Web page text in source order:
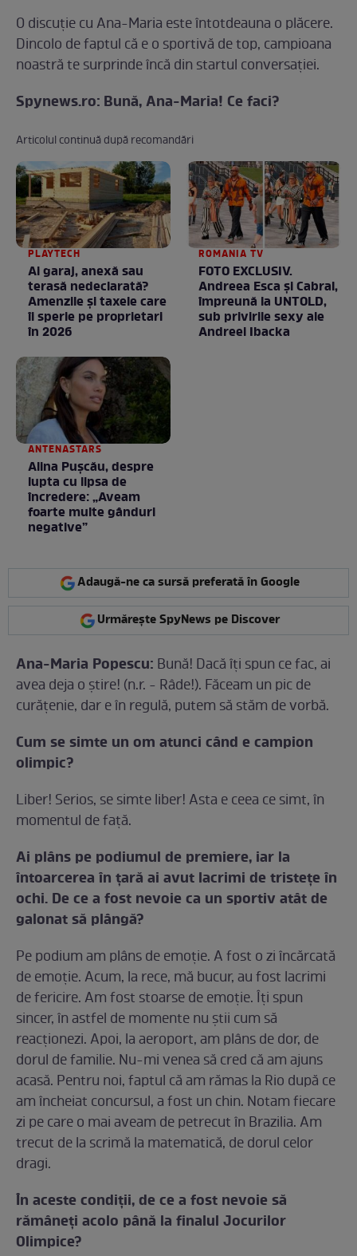
O discuţie cu Ana-Maria este întotdeauna o plăcere.
Dincolo de faptul că e o sportivă de top, campioana
noastră te surprinde încă din startul conversaţiei.
Spynews.ro: Bună, Ana-Maria! Ce faci?
Articolul continuă după recomandări
PLAYTECH
Ai garaj, anexă sau
terasă nedeclarată?
Amenzile și taxele care
îi sperie pe proprietari
în 2026
ROMANIA TV
FOTO EXCLUSIV.
Andreea Esca şi Cabral,
împreună la UNTOLD,
sub privirile sexy ale
Andreei Ibacka
ANTENASTARS
Alina Pușcău, despre
lupta cu lipsa de
încredere: „Aveam
foarte multe gânduri
negative”
Adaugă-ne ca sursă preferată în Google
Urmărește SpyNews pe Discover
Ana-Maria Popescu: Bună! Dacă îţi spun ce fac, ai
avea deja o ştire! (n.r. - Râde!). Făceam un pic de
curăţenie, dar e în regulă, putem să stăm de vorbă.
Cum se simte un om atunci când e campion
olimpic?
Liber! Serios, se simte liber! Asta e ceea ce simt, în
momentul de faţă.
Ai plâns pe podiumul de premiere, iar la
întoarcerea în ţară ai avut lacrimi de tristeţe în
ochi. De ce a fost nevoie ca un sportiv atât de
galonat să plângă?
Pe podium am plâns de emoţie. A fost o zi încărcată
de emoţie. Acum, la rece, mă bucur, au fost lacrimi
de fericire. Am fost stoarse de emoţie. Îţi spun
sincer, în astfel de momente nu ştii cum să
reacţionezi. Apoi, la aeroport, am plâns de dor, de
dorul de familie. Nu-mi venea să cred că am ajuns
acasă. Pentru noi, faptul că am rămas la Rio după ce
am încheiat concursul, a fost un chin. Notam fiecare
zi pe care o mai aveam de petrecut în Brazilia. Am
trecut de la scrimă la matematică, de dorul celor
dragi.
În aceste condiţii, de ce a fost nevoie să
rămâneţi acolo până la finalul Jocurilor
Olimpice?